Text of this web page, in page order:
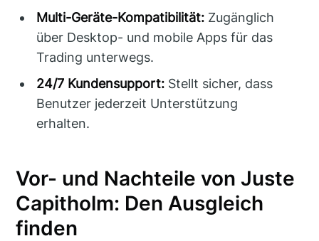
Multi-Geräte-Kompatibilität: Zugänglich
über Desktop- und mobile Apps für das
Trading unterwegs.
24/7 Kundensupport: Stellt sicher, dass
Benutzer jederzeit Unterstützung
erhalten.
Vor- und Nachteile von Juste
Capitholm: Den Ausgleich
finden